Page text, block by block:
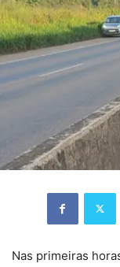
Nas primeiras